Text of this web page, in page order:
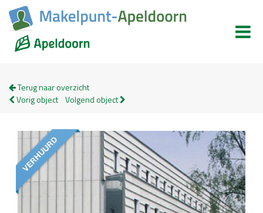
Terug naar overzicht
Vorig object Volgend object